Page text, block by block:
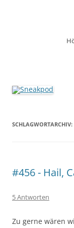
SCHLAGWORTARCHIV:
#456 - Hail,
5 Antworten
Zu gerne wären